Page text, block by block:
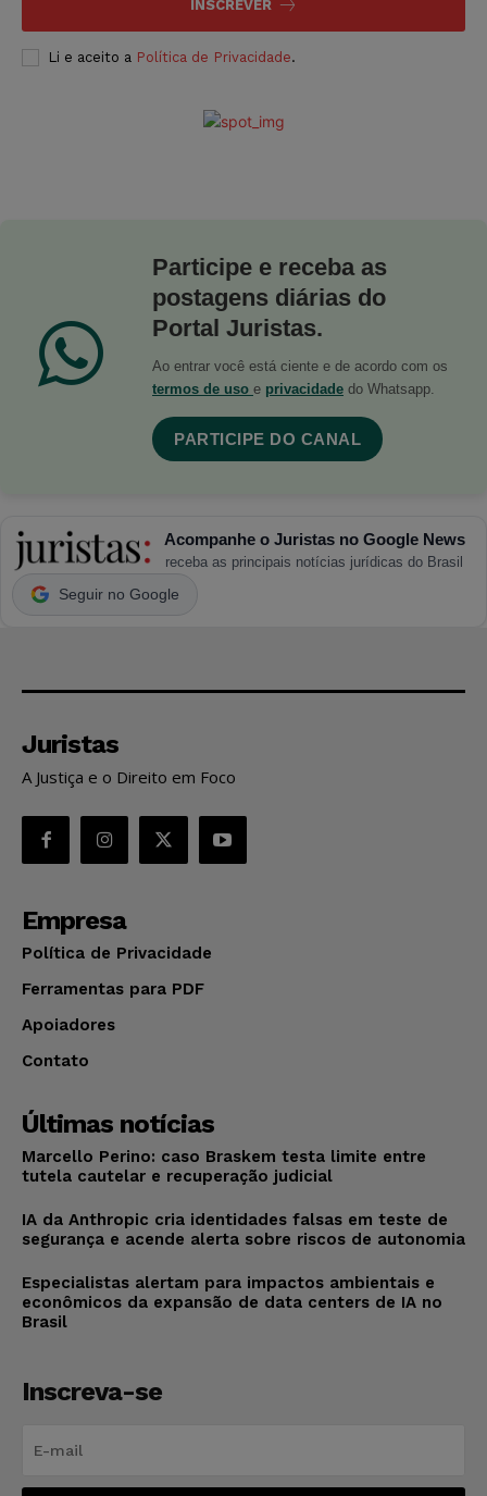
INSCREVER
Li e aceito a Política de Privacidade.
Participe e receba as
postagens diárias do
Portal Juristas.
Ao entrar você está ciente e de acordo com os
termos de uso e privacidade do Whatsapp.
PARTICIPE DO CANAL
Acompanhe o Juristas no Google News
receba as principais notícias jurídicas do Brasil
Seguir no Google
Juristas
A Justiça e o Direito em Foco
Empresa
Política de Privacidade
Ferramentas para PDF
Apoiadores
Contato
Últimas notícias
Marcello Perino: caso Braskem testa limite entre
tutela cautelar e recuperação judicial
IA da Anthropic cria identidades falsas em teste de
segurança e acende alerta sobre riscos de autonomia
Especialistas alertam para impactos ambientais e
econômicos da expansão de data centers de IA no
Brasil
Inscreva-se